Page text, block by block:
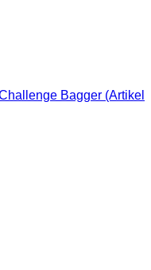
Bagger (Artikel